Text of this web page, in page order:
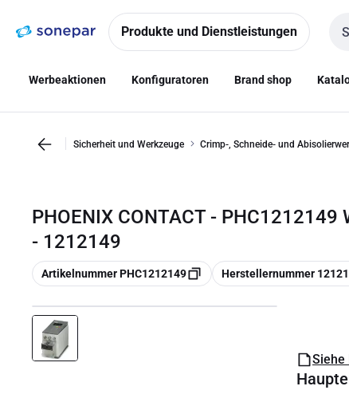
NavigationInhalt
Produkte und Dienstleistungen
Werbeaktionen Konfiguratoren Brand shop
Sicherheit und Werkzeuge Crimp-, Schneide- und
PHOENIX CONTACT - PHC1212149
- 1212149
Kopieren
Artikelnummer PHC1212149 Kopieren
Herstellernummer
Siehe